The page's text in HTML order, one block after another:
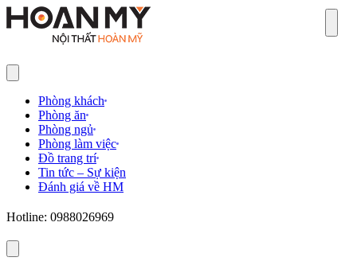
Phòng khách
Phòng ăn
Phòng ngủ
Phòng làm việc
Đồ trang trí
Tin tức – Sự kiện
Đánh giá về HM
Hotline: 0988026969